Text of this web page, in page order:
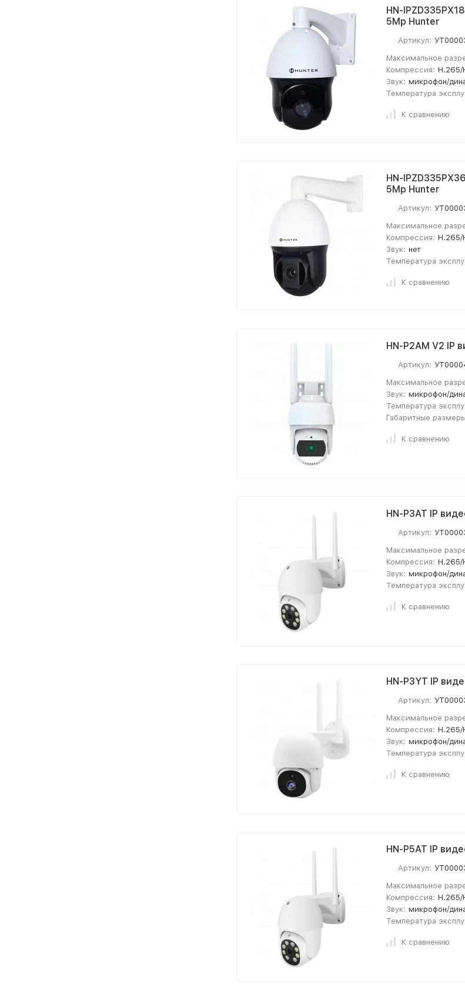
HN-
5Mp Hunter
Артикул:
Максимальное
Компрессия: H.265/
Звук: микрофон/
Температура
К сравнению
HN-
5Mp Hunter
Артикул:
Максимальное
Компрессия: H.265/
Звук: нет
Температура
К сравнению
HN-P2AM V2 IP
Артикул:
Максимальное
Звук: микрофон/
Температура
Габаритные
К сравнению
HN-P3AT IP
Артикул:
Максимальное
Компрессия: H.265/
Звук: микрофон/
Температура
К сравнению
HN-P3YT IP
Артикул:
Максимальное
Компрессия: H.265/
Звук: микрофон/
Температура
К сравнению
HN-P5AT IP
Артикул:
Максимальное
Компрессия: H.265/
Звук: микрофон/
Температура
К сравнению